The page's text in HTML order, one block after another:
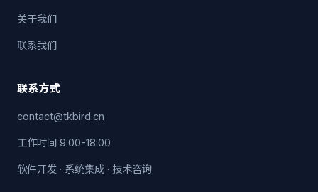
关于我们
联系我们
联系方式
contact@tkbird.cn
工作时间 9:00-18:00
软件开发 · 系统集成 · 技术咨询